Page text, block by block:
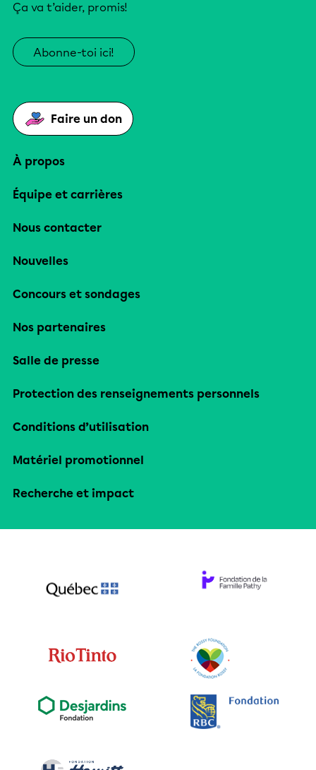
Ça va t’aider, promis!
Abonne-toi ici!
Faire un don
À propos
Équipe et carrières
Nous contacter
Nouvelles
Concours et sondages
Nos partenaires
Salle de presse
Protection des renseignements personnels
Conditions d’utilisation
Matériel promotionnel
Recherche et impact